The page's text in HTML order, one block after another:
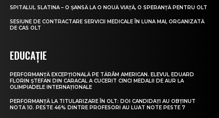
SPITALUL SLATINA – O ȘANSĂ LA O NOUĂ VIAȚĂ, O SPERANȚĂ PENTRU OLT
SESIUNE DE CONTRACTARE SERVICII MEDICALE ÎN LUNA MAI, ORGANIZATĂ
DE CAS OLT
EDUCAȚIE
PERFORMANȚĂ EXCEPȚIONALĂ PE TĂRÂM AMERICAN. ELEVUL EDUARD
FLORIN ȘTEFAN DIN CARACAL A CUCERIT CINCI MEDALII DE AUR LA
OLIMPIADELE INTERNAȚIONALE
PERFORMANȚĂ LA TITULARIZARE ÎN OLT: DOI CANDIDAȚI AU OBȚINUT
NOTA 10. PESTE 46% DINTRE PROFESORI AU LUAT NOTE PESTE 7